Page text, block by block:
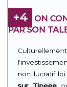
+4
ON
PAR SON
non lucratif